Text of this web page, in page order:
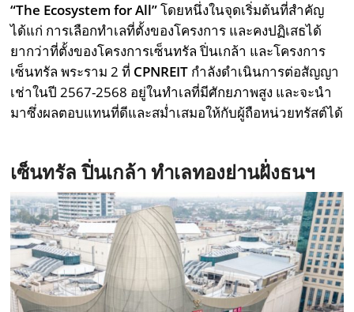
“The Ecosystem for All”โดยหนึ่งในจุดเริ่มต้นที่สำคัญ
ได้แก่ การเลือกทำเลที่ตั้งของโครงการ และคงปฏิเสธได้
ยากว่าที่ตั้งของโครงการเซ็นทรัล ปิ่นเกล้า และโครงการ
เซ็นทรัล พระราม 2 ที่ CPNREIT กำลังดำเนินการต่อสัญญา
เช่าในปี 2567-2568 อยู่ในทำเลที่มีศักยภาพสูง และจะนำ
มาซึ่งผลตอบแทนที่ดีและสม่ำเสมอให้กับผู้ถือหน่วยทรัสต์ได้
เซ็นทรัล ปิ่นเกล้าทำเลทองย่านฝั่งธนฯ